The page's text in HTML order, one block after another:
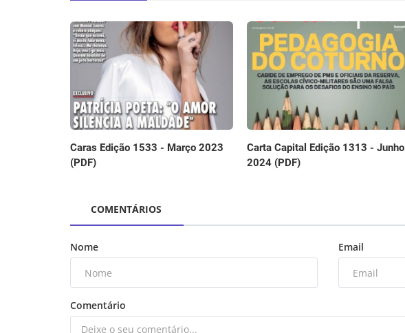
Caras Edição 1533 - Março 2023
(PDF)
Carta Capital Edição 1313 - Junho
2024 (PDF)
COMENTÁRIOS
Nome Email
Comentário